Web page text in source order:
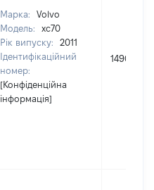
Марка:
Volvo
Модель:
xc70
Рік випуску:
2011
Ідентифікаційний
номер:
[Конфіденційна
інформація]
149000